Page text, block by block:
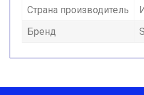
Страна производитель
Бренд